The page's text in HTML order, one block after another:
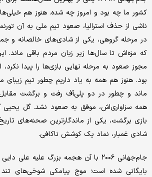
کشور ما چه بود و امروز چه شده. هنوز هم
ناشی از حذف استرالیا، صعود تیم ملی به آن
در مرحله گروهی، یکی از شادی‌های خالصانه و
مجوز صعود به مرحله نهایی بازی‌ها را پیدا
بود. هنوز هم همه به یاد داریم چطور تیم زیبای
ماند و چطور در دو پلی‌آف رفت و برگشت مقابل
همه سزاواری‌اش، موفق به صعود نشد. گل یحیی
بازی برگشت، یکی از ماندگارترین صحنه‌های
شادی غمبار، نماد یک کوشش ناکافی.
جام‌جهانی ۲۰۰۶ با آن هجمه بزرگ علیه
بایگانی شده است؛ موج پیامکی شوخی‌های تند